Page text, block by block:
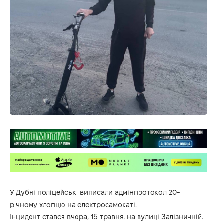
У Дубні поліцейські виписали адмінпротокол 20-
річному хлопцю на електросамокаті.
Інцидент стався вчора, 15 травня, на вулиці Залізничній.